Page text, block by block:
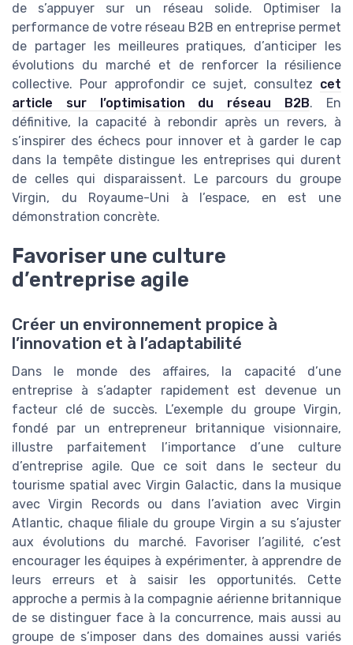
de s’appuyer sur un réseau solide. Optimiser la
performance de votre réseau B2B en entreprise permet
de partager les meilleures pratiques, d’anticiper les
évolutions du marché et de renforcer la résilience
collective. Pour approfondir ce sujet, consultez cet
article sur l’optimisation du réseau B2B. En
définitive, la capacité à rebondir après un revers, à
s’inspirer des échecs pour innover et à garder le cap
dans la tempête distingue les entreprises qui durent
de celles qui disparaissent. Le parcours du groupe
Virgin, du Royaume-Uni à l’espace, en est une
démonstration concrète.
Favoriser une culture
d’entreprise agile
Créer un environnement propice à
l’innovation et à l’adaptabilité
Dans le monde des affaires, la capacité d’une
entreprise à s’adapter rapidement est devenue un
facteur clé de succès. L’exemple du groupe Virgin,
fondé par un entrepreneur britannique visionnaire,
illustre parfaitement l’importance d’une culture
d’entreprise agile. Que ce soit dans le secteur du
tourisme spatial avec Virgin Galactic, dans la musique
avec Virgin Records ou dans l’aviation avec Virgin
Atlantic, chaque filiale du groupe Virgin a su s’ajuster
aux évolutions du marché. Favoriser l’agilité, c’est
encourager les équipes à expérimenter, à apprendre de
leurs erreurs et à saisir les opportunités. Cette
approche a permis à la compagnie aérienne britannique
de se distinguer face à la concurrence, mais aussi au
groupe de s’imposer dans des domaines aussi variés